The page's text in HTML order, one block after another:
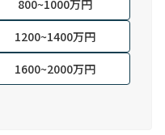
800~1000万円
1200~1400万円
1600~2000万円